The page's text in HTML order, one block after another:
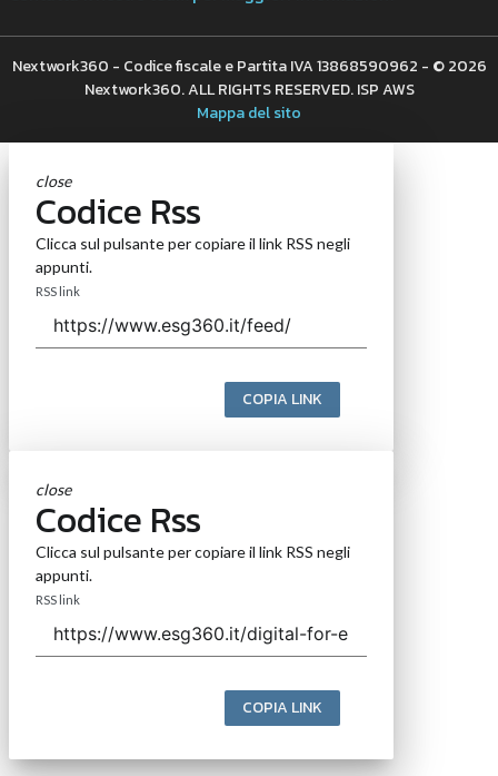
Nextwork360 - Codice fiscale e Partita IVA 13868590962 - © 2026
Nextwork360. ALL RIGHTS RESERVED. ISP AWS
Mappa del sito
close
Codice Rss
Clicca sul pulsante per copiare il link RSS negli
appunti.
RSS link
COPIA LINK
close
Codice Rss
Clicca sul pulsante per copiare il link RSS negli
appunti.
RSS link
COPIA LINK